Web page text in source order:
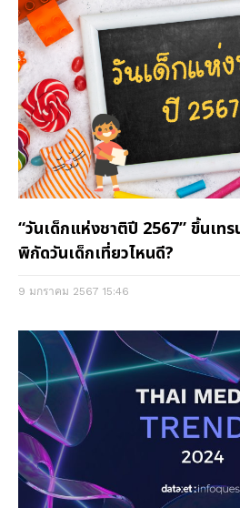
“วันเด็กแห่งชาติปี 2567” ขึ้นเท
พิกัดวันเด็กเที่ยวไหนดี?
9 มกราคม 2567 15:46